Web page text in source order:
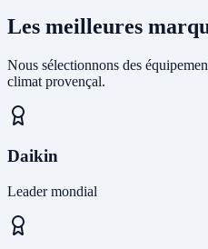
Les meilleures
Nous sélectionnons des
climat provençal.
Daikin
Leader mondial